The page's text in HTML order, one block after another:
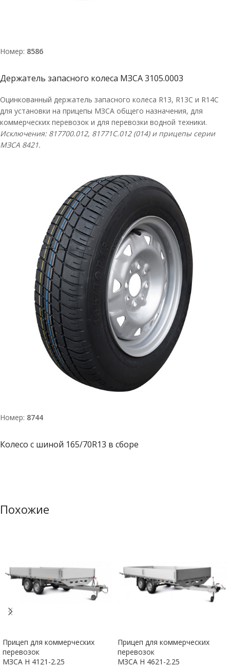
Номер: 8586
Держатель запасного колеса МЗСА 3105.0003
Оцинкованный держатель запасного колеса R13, R13C и R14С
для установки на прицепы МЗСА общего назначения, для
коммерческих перевозок и для перевозки водной техники.
Исключения: 817700.012, 81771C.012 (014) и прицепы серии
МЗСА 8421.
Номер: 8744
Колесо с шиной 165/70R13 в сборе
Похожие
Прицеп для коммерческих
перевозок
МЗСА H 4121-2.25
Прицеп для коммерческих
перевозок
МЗСА H 4621-2.25